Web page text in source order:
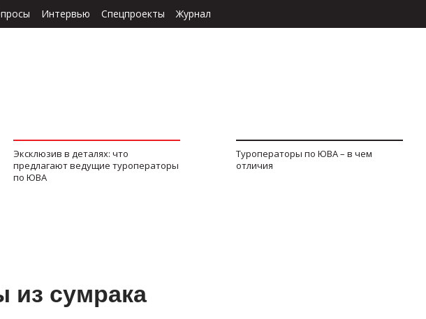
Интервью Спецпроекты Журнал
Эксклюзив в деталях: что
предлагают ведущие туроператоры
по ЮВА
Туроператоры по ЮВА – в чем
отличия
из сумрака